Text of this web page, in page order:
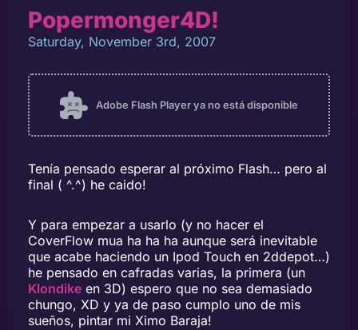
Popermonger4D!
Saturday, November 3rd, 2007
Tenía pensado esperar al próximo Flash… pero al
final ( ^.^) he caido!
Y para empezar a usarlo (y no hacer el
CoverFlow mua ha ha ha aunque será inevitable
que acabe haciendo un Ipod Touch en 2ddepot…)
he pensado en cafradas varias, la primera (un
Klondike en 3D) espero que no sea demasiado
chungo, XD y ya de paso cumplo uno de mis
sueños, pintar mi Ximo Baraja!